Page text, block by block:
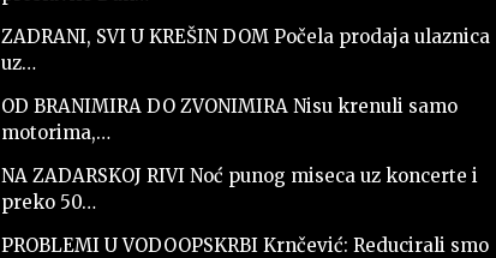
ZADRANI, SVI U KREŠIN DOM Počela prodaja ulaznica
uz…
OD BRANIMIRA DO ZVONIMIRA Nisu krenuli samo
motorima,…
NA ZADARSKOJ RIVI Noć punog miseca uz koncerte i
preko 50…
PROBLEMI U VODOOPSKRBI Krnčević: Reducirali smo